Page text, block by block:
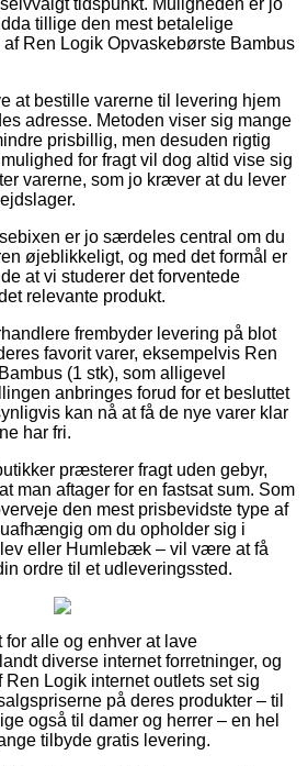
tillige den mest betalelige
af Ren Logik Opvaskebørste Bambus
at bestille varerne til levering hjem
adresse. Metoden viser sig mange
prisbillig, men desuden rigtig
for fragt vil dog altid vise sig
varerne, som jo kræver at du lever
er jo særdeles central om du
øjeblikkeligt, og med det formål er
at vi studerer det forventede
relevante produkt.
frembyder levering på blot
favorit varer, eksempelvis Ren
(1 stk), som alligevel
anbringes forud for et besluttet
kan nå at få de nye varer klar
har fri.
præsterer fragt uden gebyr,
man aftager for en fastsat sum. Som
den mest prisbevidste type af
om du opholder sig i
eller Humlebæk – vil være at få
ordre til et udleveringssted.
alle og enhver at lave
diverse internet forretninger, og
Ren Logik internet outlets set sig
på deres produkter – til
også til damer og herrer – en hel
tilbyde gratis levering.